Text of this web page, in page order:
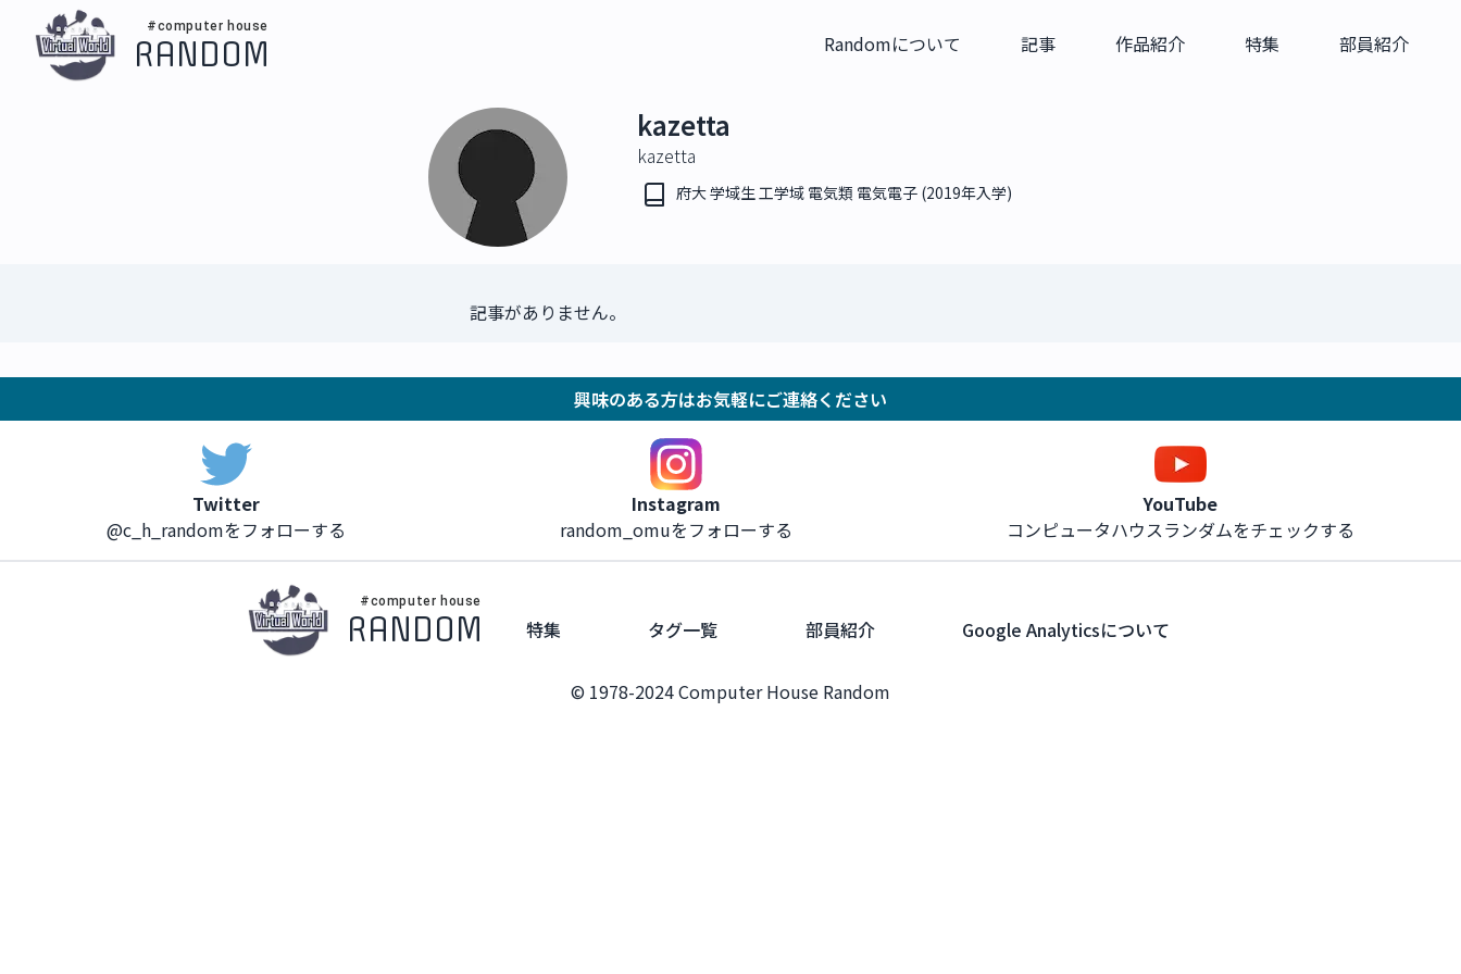
#computer house
RANDOM Randomについて 記事 作品紹介 特集 部員紹介
kazetta
kazetta
府大 学域生 工学域 電気類 電気電子 (2019年入学)
記事がありません。
興味のある方はお気軽にご連絡ください
Twitter
@c_h_randomをフォローする
Instagram
random_omuをフォローする
YouTube
コンピュータハウスランダムをチェックする
#computer house
RANDOM 特集 タグ一覧 部員紹介 Google Analyticsについて
© 1978-2024 Computer House Random